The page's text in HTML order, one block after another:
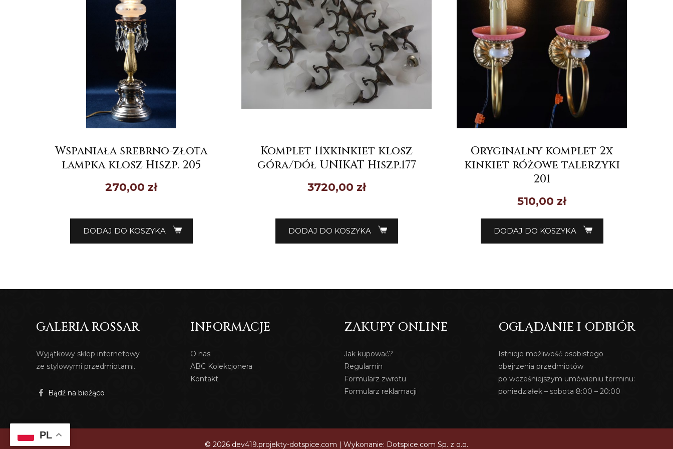
Wspaniała srebrno-złota
lampka klosz Hiszp. 205
270,00 zł
DODAJ DO KOSZYKA
Komplet 11xkinkiet klosz
góra/dół UNIKAT Hiszp.177
3720,00 zł
DODAJ DO KOSZYKA
Oryginalny komplet 2x
kinkiet różowe talerzyki
201
510,00 zł
DODAJ DO KOSZYKA
GALERIA ROSSAR
Wyjątkowy sklep internetowy
ze stylowymi przedmiotami.
Bądź na bieżąco
INFORMACJE
O nas
ABC Kolekcjonera
Kontakt
ZAKUPY ONLINE
Jak kupować?
Regulamin
Formularz zwrotu
Formularz reklamacji
OGLĄDANIE I ODBIÓR
Istnieje możliwość osobistego
obejrzenia przedmiotów
po wcześniejszym umówieniu terminu:
poniedziałek – sobota 8:00 – 20:00
© 2026 dev419.projekty-dotspice.com | Wykonanie: Dotspice.com Sp. z o.o.
PL